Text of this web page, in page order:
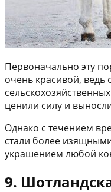
Первоначально эту
очень красивой, ведь
ценили силу и
Однако с течением
стали более
украшением любой
9.